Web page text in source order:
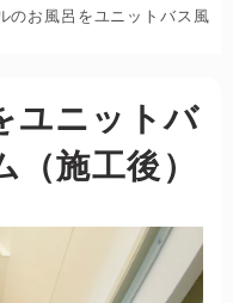
のお風呂をユニットバス風
ユニットバ
施工後）